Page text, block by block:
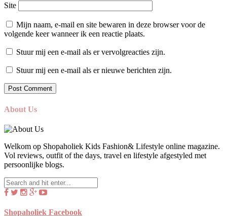
Site
Mijn naam, e-mail en site bewaren in deze browser voor de
volgende keer wanneer ik een reactie plaats.
Stuur mij een e-mail als er vervolgreacties zijn.
Stuur mij een e-mail als er nieuwe berichten zijn.
About Us
Welkom op Shopaholiek Kids Fashion& Lifestyle online magazine.
Vol reviews, outfit of the days, travel en lifestyle afgestyled met
persoonlijke blogs.
Shopaholiek Facebook